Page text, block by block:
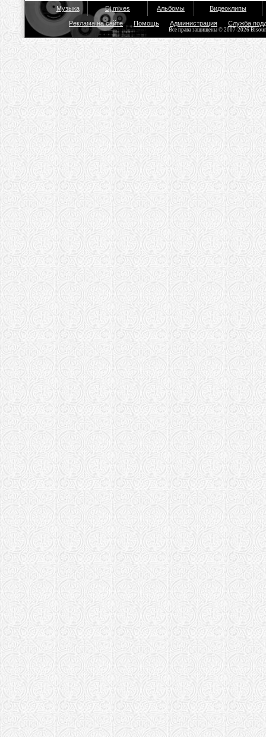
Музыка Dj mixes Альбомы Видеоклипы
Реклама на сайте Помощь Администрация Служба
Все права защищены © 2007-2026